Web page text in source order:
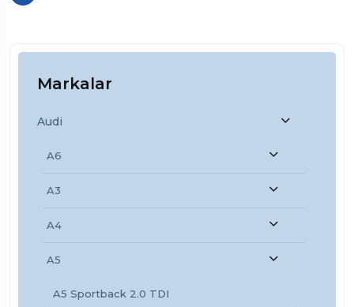
Markalar
Audi
A6
A3
A4
A5
A5 Sportback 2.0 TDI